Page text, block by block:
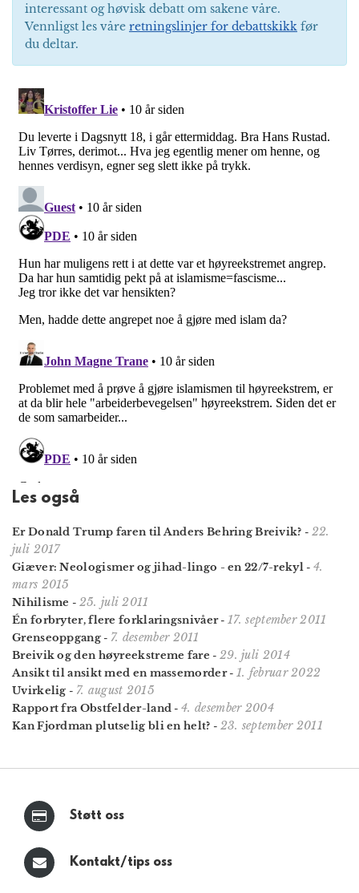
interessant og høvisk debatt om sakene våre.
Vennligst les våre retningslinjer for debattskikk før
du deltar.
Les også
Er Donald Trump faren til Anders Behring Breivik? - 22.
juli 2017
Giæver: Neologismer og jihad-lingo - en 22/7-rekyl - 4.
mars 2015
Nihilisme - 25. juli 2011
Én forbryter, flere forklaringsnivåer-17. september 2011
Grenseoppgang- 7. desember 2011
Breivik og den høyreekstreme fare - 29. juli 2014
Ansikt til ansikt med en massemorder- 1. februar 2022
Uvirkelig - 7. august 2015
Rapport fra Obstfelder-land -4. desember 2004
Kan Fjordman plutselig bli en helt? - 23. september 2011
Støtt oss
Kontakt/tips oss